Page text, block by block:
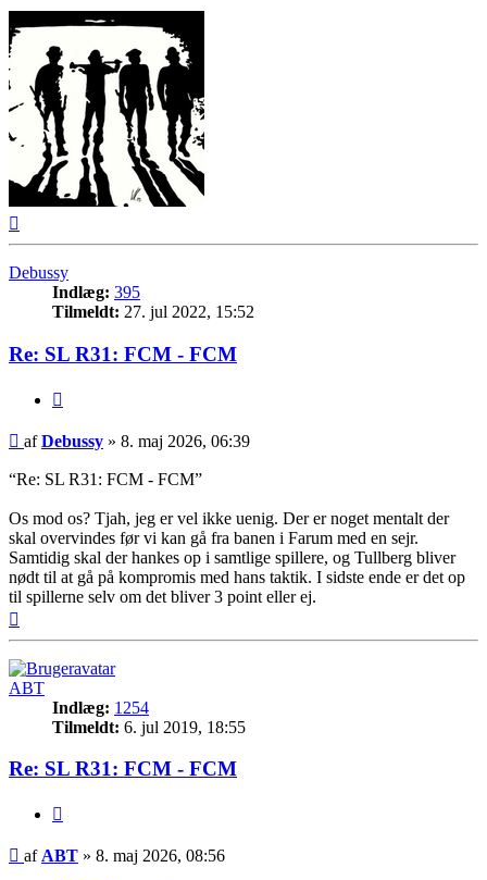
Debussy
Indlæg: 395
Tilmeldt: 27. jul 2022, 15:52
Re: SL R31: FCM - FCM
Indlæg
afDebussy » 8. maj 2026, 06:39
“Re: SL R31: FCM - FCM”
Os mod os? Tjah, jeg er vel ikke uenig. Der er noget mentalt der
skal overvindes før vi kan gå fra banen i Farum med en sejr.
Samtidig skal der hankes op i samtlige spillere, og Tullberg bliver
nødt til at gå på kompromis med hans taktik. I sidste ende er det op
til spillerne selv om det bliver 3 point eller ej.
ABT
Indlæg: 1254
Tilmeldt: 6. jul 2019, 18:55
Re: SL R31: FCM - FCM
Indlæg
af ABT » 8. maj 2026, 08:56